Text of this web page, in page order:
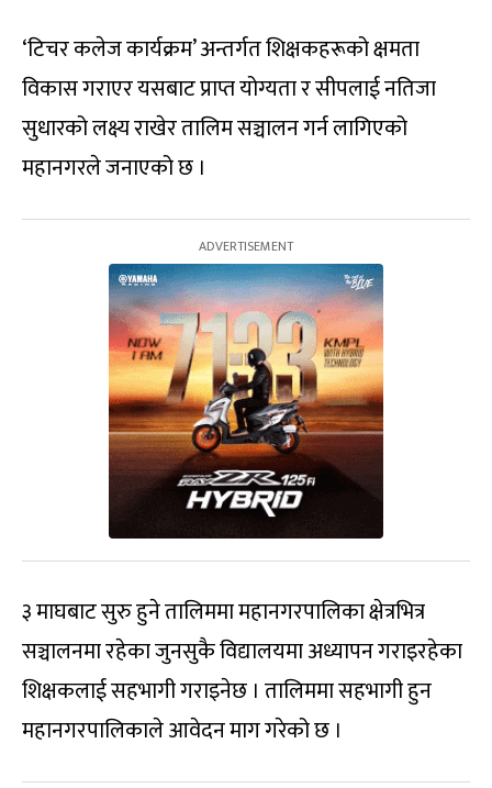
‘टिचर कलेज कार्यक्रम’ अन्तर्गत शिक्षकहरूको क्षमता
विकास गराएर यसबाट प्राप्त योग्यता र सीपलाई नतिजा
सुधारको लक्ष्य राखेर तालिम सञ्चालन गर्न लागिएको
महानगरले जनाएको छ ।
३ माघबाट सुरु हुने तालिममा महानगरपालिका क्षेत्रभित्र
सञ्चालनमा रहेका जुनसुकै विद्यालयमा अध्यापन गराइरहेका
शिक्षकलाई सहभागी गराइनेछ । तालिममा सहभागी हुन
महानगरपालिकाले आवेदन माग गरेको छ ।